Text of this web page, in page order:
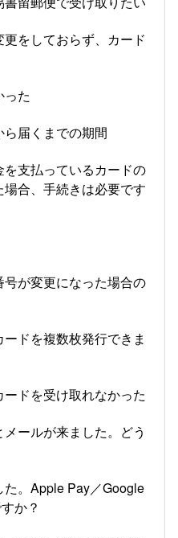
をしておらず、カード
った
届くまでの期間
支払っているカードの
合、手続きは必要です
が変更になった場合の
ドを複数枚発行できま
ドを受け取れなかった
ールが来ました。どう
た。Apple Pay／Google
か？